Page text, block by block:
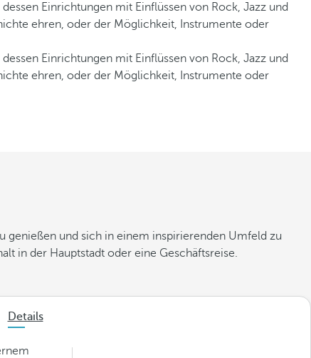
Einrichtungen mit Einflüssen von Rock, Jazz und
ehren, oder der Möglichkeit, Instrumente oder
Einrichtungen mit Einflüssen von Rock, Jazz und
ehren, oder der Möglichkeit, Instrumente oder
genießen und sich in einem inspirierenden Umfeld zu
in der Hauptstadt oder eine Geschäftsreise.
Details